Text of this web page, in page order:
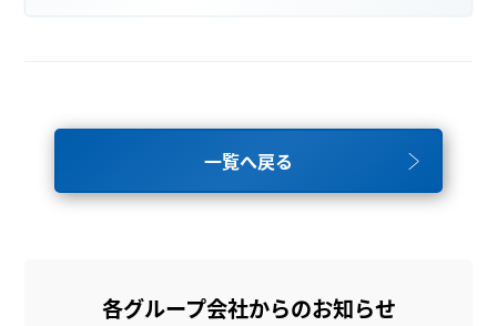
一覧へ戻る
各グループ会社からのお知らせ